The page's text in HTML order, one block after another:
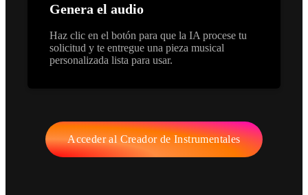
Genera el audio
Haz clic en el botón para que la IA procese tu
solicitud y te entregue una pieza musical
personalizada lista para usar.
Acceder al Creador de Instrumentales